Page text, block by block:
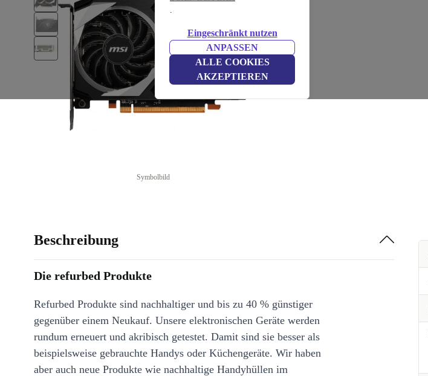
.
Eingeschränkt nutzen
ANPASSEN
ALLE COOKIES
AKZEPTIEREN
Symbolbild
Beschreibung
Die refurbed Produkte
Refurbed Produkte sind nachhaltiger und bis zu 40 % günstiger
gegenüber einem Neukauf. Unsere elektronischen Geräte werden
rundum erneuert und akribisch getestet. Damit sind sie besser als
beispielsweise gebrauchte Handys oder Küchengeräte. Wir haben
aber auch neue Produkte wie nachhaltige Handyhüllen im